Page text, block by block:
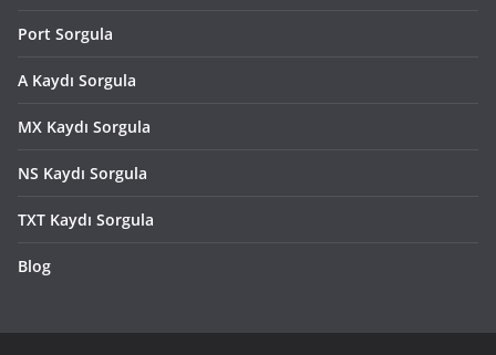
Port Sorgula
A Kaydı Sorgula
MX Kaydı Sorgula
NS Kaydı Sorgula
TXT Kaydı Sorgula
Blog